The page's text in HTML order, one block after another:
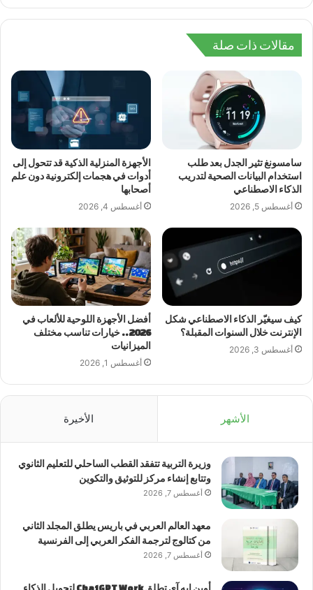
مقالات ذات صلة
سامسونغ تثير الجدل بعد طلب
استخدام البيانات الصحية لتدريب
الذكاء الاصطناعي
أغسطس 5, 2026
الأجهزة المنزلية الذكية قد تتحول إلى
أدوات في هجمات إلكترونية دون علم
أصحابها
أغسطس 4, 2026
كيف سيغيّر الذكاء الاصطناعي شكل
الإنترنت خلال السنوات المقبلة؟
أغسطس 3, 2026
أفضل الأجهزة اللوحية للألعاب في
2026.. خيارات تناسب مختلف
الميزانيات
أغسطس 1, 2026
الأشهر الأخيرة
وزيرة التربية تتفقد القطب الساحلي للتعليم الثانوي
وتتابع إنشاء مركز للتوثيق والتكوين
أغسطس 7, 2026
معهد العالم العربي في باريس يطلق المجلد الثاني
من كتالوج لترجمة الفكر العربي إلى الفرنسية
أغسطس 7, 2026